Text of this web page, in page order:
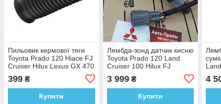
Пильовик кермової тяги
Toyota Prado 120 Hiace FJ
Cruiser Hilux Lexus GX 470
399 ₴
Купити
Лямбда-зонд датчик кисню
Toyota Prado 120 Land
Cruiser 100 Hilux FJ
Cruiser Lexus GX 470 LX
470 8946535670
3 999₴
Купити
4